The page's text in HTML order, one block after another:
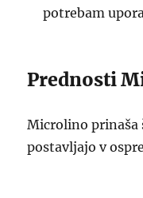
potrebam
Prednosti
Microlino prinaša
postavljajo v